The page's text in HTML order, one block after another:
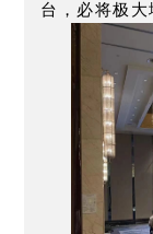
台，必将极大